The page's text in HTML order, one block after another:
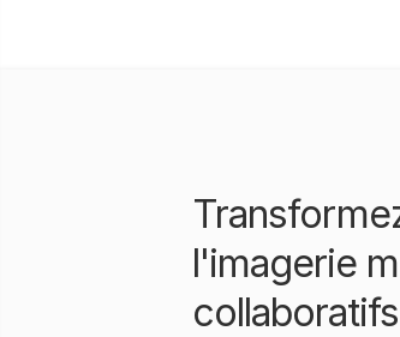
l'imagerie
collaboratifs